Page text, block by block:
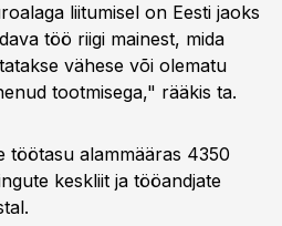
liitumisel on Eesti jaoks
töö riigi mainest, mida
vähese või olematu
tootmisega," rääkis ta.
töötasu alammääras 4350
keskliit ja tööandjate